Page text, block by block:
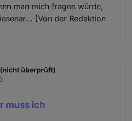
man mich fragen würde,
[Von der Redaktion
überprüft)
muss ich